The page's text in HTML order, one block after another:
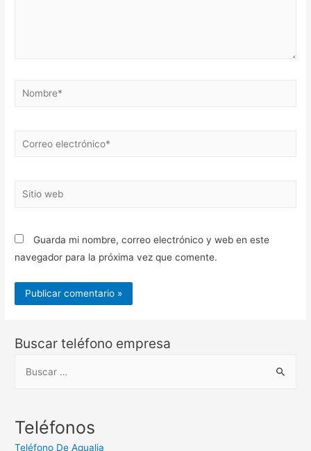
Nombre*
Correo
Sitio
Guarda mi nombre, correo electrónico y web en este
navegador para la próxima vez que comente.
Buscar teléfono empresa
c
Teléfonos
Teléfono De Aqualia